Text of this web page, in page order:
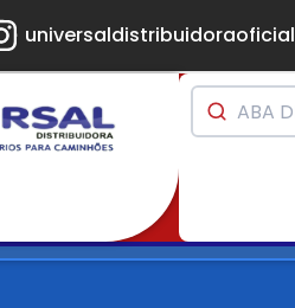
universaldistribuidoraoficial